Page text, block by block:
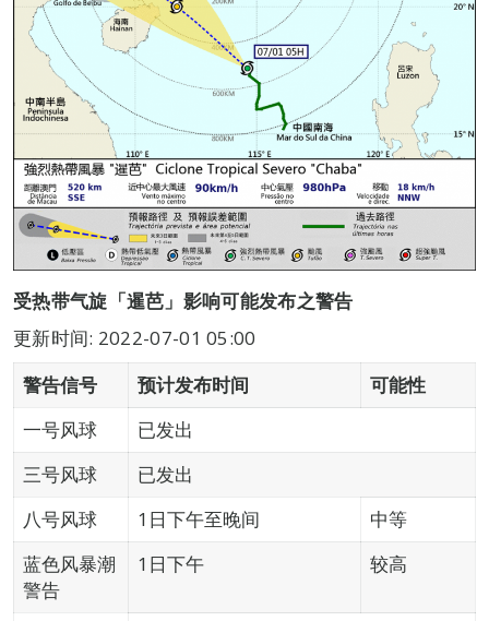
受热带气旋「暹芭」影响可能发布之警告
更新时间: 2022-07-01 05:00
警告信号
预计发布时间
可能性
一号风球
已发出
三号风球
已发出
八号风球
1日下午至晚间
中等
蓝色风暴潮
警告
1日下午 较高